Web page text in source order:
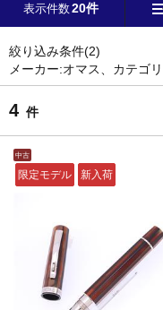
表示件数20件
絞り込み条件(2)
メーカー:オマス、カテゴ
4 件
中古
限定モデル 新入荷
メーカー
モンブラン(563)
ファーバーカステル
アウロラ(38)
パーカー (84)